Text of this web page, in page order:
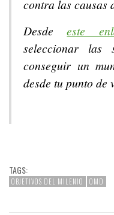
contra las causas
Desdeeste
seleccionar las
conseguir un
desde tu punto de
TAGS:
OBJETIVOS DEL MILENIO OMD